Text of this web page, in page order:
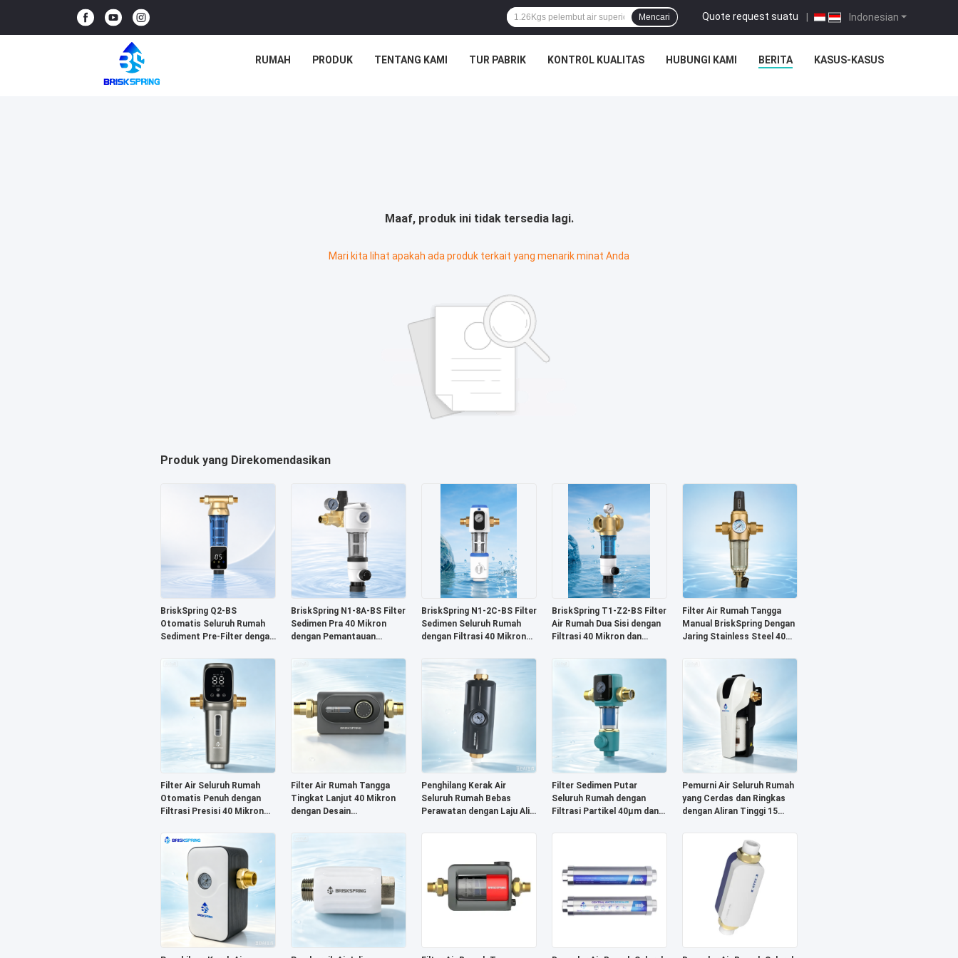
Indonesian
Quote request suatu |
Mencari
RUMAH PRODUK TENTANG KAMI TUR PABRIK KONTROL KUALITAS HUBUNGI KAMI BERITA KASUS-KASUS
Maaf, produk ini tidak tersedia lagi.
Mari kita lihat apakah ada produk terkait yang menarik minat Anda
Produk yang Direkomendasikan
BriskSpring Q2-BS
Otomatis Seluruh Rumah
Sediment Pre-Filter dengan
SUS316L stainless steel
BriskSpring N1-8A-BS Filter
Sedimen Pra 40 Mikron
dengan Pemantauan
BriskSpring N1-2C-BS Filter
Sedimen Seluruh Rumah
dengan Filtrasi 40 Mikron
Karat SUS316L
BriskSpring T1-Z2-BS Filter
Air Rumah Dua Sisi dengan
Filtrasi 40 Mikron dan
Filter Air Rumah Tangga
Manual BriskSpring Dengan
Jaring Stainless Steel 40
Kuningan H59-1 Premium
Filter Air Seluruh Rumah
Otomatis Penuh dengan
Filtrasi Presisi 40 Mikron
SUS 316L
Filter Air Rumah Tangga
Tingkat Lanjut 40 Mikron
dengan Desain
Penghilang Kerak Air
Seluruh Rumah Bebas
Perawatan dengan Laju Alir
Filter Sedimen Putar
Seluruh Rumah dengan
Filtrasi Partikel 40μm dan
Pemurni Air Seluruh Rumah
yang Cerdas dan Ringkas
dengan Aliran Tinggi 15
Penggantian Filter Cerdas